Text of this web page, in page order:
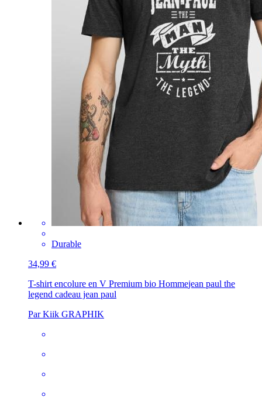
Durable
34,99 €
T-shirt encolure en V Premium bio Hommejean paul the
legend cadeau jean paul
Par Kiik GRAPHIK